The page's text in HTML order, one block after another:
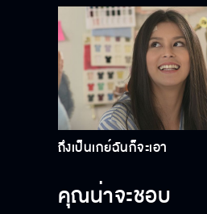
ถึงเป็นเกย์ฉันก็จะเอา
คุณน่าจะชอบ